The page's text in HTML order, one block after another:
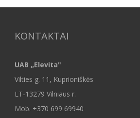
KONTAKTAI
UAB „Elevita"
Vilties g. 11, Kuprioniškės
LT-13279 Vilniaus r.
Mob. +370 699 69940